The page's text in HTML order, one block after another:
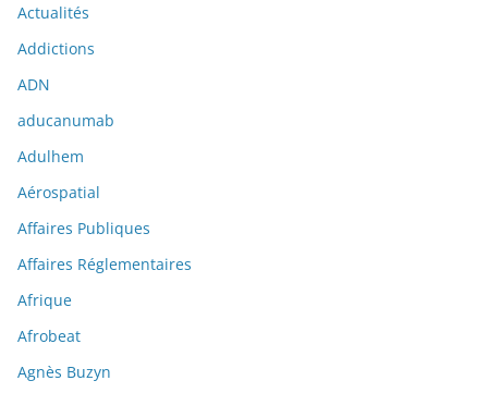
Actualités
Addictions
ADN
aducanumab
Adulhem
Aérospatial
Affaires Publiques
Affaires Réglementaires
Afrique
Afrobeat
Agnès Buzyn